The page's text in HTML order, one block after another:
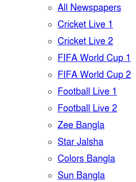
All Newspapers
Cricket Live 1
Cricket Live 2
FIFA World Cup 1
FIFA World Cup 2
Football Live 1
Football Live 2
Zee Bangla
Star Jalsha
Colors Bangla
Sun Bangla